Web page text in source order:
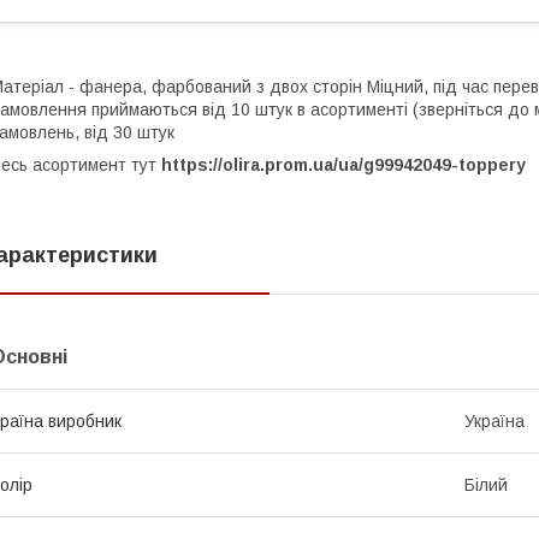
- фанера, фарбований з двох сторін Міцний, під час
приймаються від 10 штук в асортименті (зверніться
від 30 штук
асортимент тут https://olira.prom.ua/ua/g99942049-toppery
виробник Україна
Білий